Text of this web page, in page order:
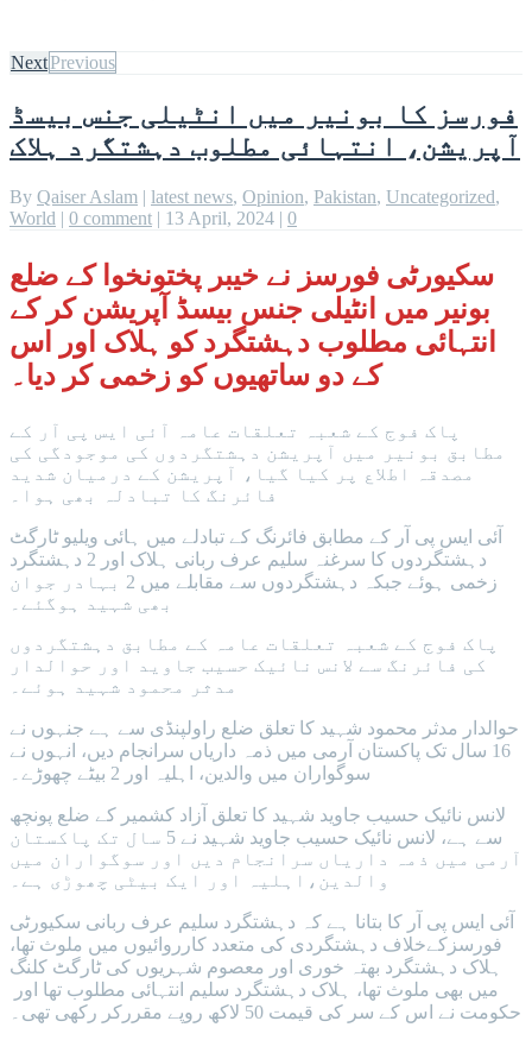
NextPrevious
فورسز کا بونیر میں انٹیلی جنس بیسڈ
آپریشن، انتہائی مطلوب دہشتگرد ہلاک
By Qaiser Aslam | latest news, Opinion, Pakistan, Uncategorized,
World | 0 comment | 13 April, 2024 | 0
سکیورٹی فورسز نے خیبر پختونخوا کے ضلع
بونیر میں انٹیلی جنس بیسڈ آپریشن کر کے
انتہائی مطلوب دہشتگرد کو ہلاک اور اس
کے دو ساتھیوں کو زخمی کر دیا۔
پاک فوج کے شعبہ تعلقات عامہ آئی ایس پی آر کے
مطابق بونیر میں آپریشن دہشتگردوں کی موجودگی کی
مصدقہ اطلاع پر کیا گیا، آپریشن کے درمیان شدید
فائرنگ کا تبادلہ بھی ہوا۔
آئی ایس پی آر کے مطابق فائرنگ کے تبادلے میں ہائی ویلیو ٹارگٹ
دہشتگردوں کا سرغنہ سلیم عرف ربانی ہلاک اور 2 دہشتگرد
زخمی ہوئے جبکہ دہشتگردوں سے مقابلے میں 2 بہادر جوان
بھی شہید ہوگئے۔
پاک فوج کے شعبہ تعلقات عامہ کے مطابق دہشتگردوں
کی فائرنگ سے لانس نائیک حسیب جاوید اور حوالدار
مدثر محمود شہید ہوئے۔
حوالدار مدثر محمود شہید کا تعلق ضلع راولپنڈی سے ہے جنہوں نے
16 سال تک پاکستان آرمی میں ذمہ داریاں سرانجام دیں، انہوں نے
سوگواران میں والدین، اہلیہ اور 2 بیٹے چھوڑے۔
لانس نائیک حسیب جاوید شہید کا تعلق آزاد کشمیر کے ضلع پونچھ
سے ہے، لانس نائیک حسیب جاوید شہید نے 5 سال تک پاکستان
آرمی میں ذمہ داریاں سرانجام دیں اور سوگواران میں
والدین،اہلیہ اور ایک بیٹی چھوڑی ہے۔
آئی ایس پی آر کا بتانا ہے کہ دہشتگرد سلیم عرف ربانی سکیورٹی
فورسزکےخلاف دہشتگردی کی متعدد کارروائیوں میں ملوث تھا،
ہلاک دہشتگرد بھتہ خوری اور معصوم شہریوں کی ٹارگٹ کلنگ
میں بھی ملوث تھا، ہلاک دہشتگرد سلیم انتہائی مطلوب تھا اور
حکومت نے اس کے سر کی قیمت 50 لاکھ روپے مقررکر رکھی تھی۔